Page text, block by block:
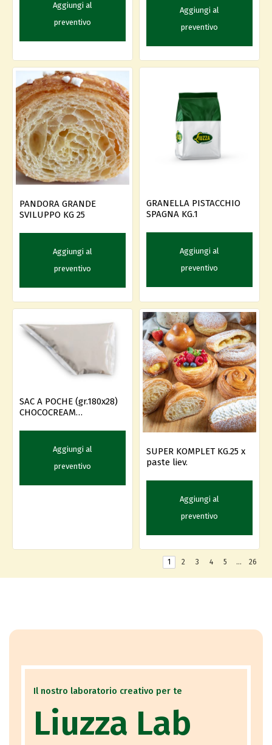
Aggiungi al
preventivo
Aggiungi al
preventivo
PANDORA GRANDE
SVILUPPO KG 25
Aggiungi al
preventivo
GRANELLA PISTACCHIO
SPAGNA KG.1
Aggiungi al
preventivo
SAC A POCHE (gr.180x28)
CHOCOCREAM
Aggiungi al
preventivo
SUPER KOMPLET KG.25 x
paste liev.
Aggiungi al
preventivo
1 2 3 4 5 … 26
Il nostro laboratorio creativo per te
Liuzza Lab